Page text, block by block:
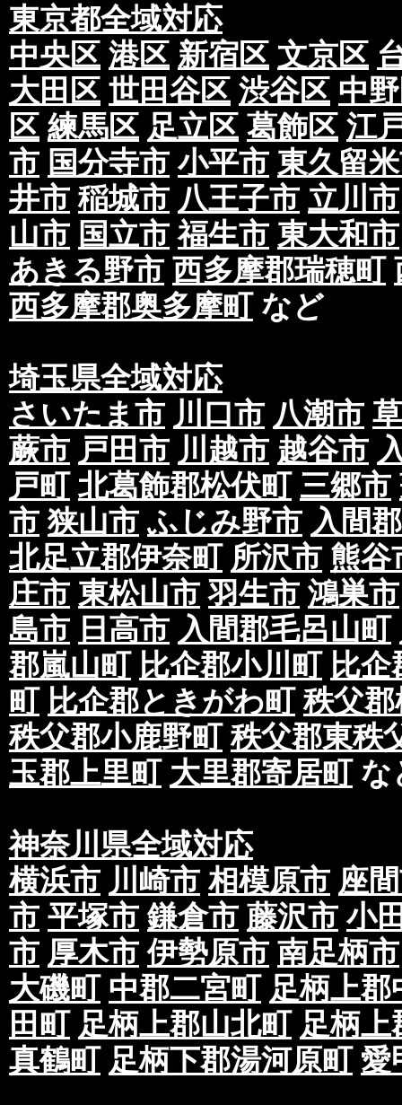
仮に1ヶ月間でご依頼があった場合、前半や後
ございます。
このように期間内でバランスよく配布を行なう
場合もございますので予めご了承下さい。
②配布実施後、「反響がなかった」等の反響に
お問い合わせに関して、お受けできませんので
配布の証明は、配布報告書になりますので予め
③配布エリアについて、現場の状況により、部
は誤差が生じる場合がございます。そのため、
ても配布されない場合がございますので予めご
④実際の配布可能枚数が部数表の配布可能枚数
余剰分を配布させていただきます。
⑤当社、実績のご案内としてお客様からいただ
記事、表記の削除をご希望のお客様はお手数で
いたします。速やかにお客様のご指示通りに削
第二条 印刷・印刷物納品について
①データ入稿(予めご案内を行っているご入稿
(ai,eps,pdf以外の形式での入稿やサイズの間違
か支給されない場合を含む)による入稿の遅れ
場合のご納品の遅れがあった場合には、別途費
す。
また、本来の配布開始日及び、期間が遅延する
は、再入稿及びご納品の遅延日数に合わせて再
なお、初期の日程や別の日程での配布を希望さ
生する場合がございます。
ただし、日程的に不可能な場合もございますの
を理由としたキャンセルはキャンセル料が発生
②印刷データはai、eps(※確認用PDFファイルと
データ入稿をお願いいたします。完全データ入
タの間違いや印刷のズレ等に関しましては当社
③ご入稿後の再入稿は出来ませんのでご注意
正による再入稿を除く。)
④提携している印刷会社によって多少色味が変
に対しての再印刷等のご対応はいたしかねます
⑤お客様からいただいた印刷データは当社では
で予めご了承下さい。
⑥スミ(K)100％オブジェクト使用に関してスミ
に使用するのに適した設定となります。ただし
クトとK（ブラック）100%のオブジェクトが
オーバープリントの設定になるため、レイヤー
東京都全域対応
中央区 港区 新宿区 文京区
大田区 世田谷区 渋谷区 中
区 練馬区 足立区 葛飾区 江
市 国分寺市 小平市 東久留
井市 稲城市 八王子市 立川市
山市 国立市 福生市 東大和市
あきる野市 西多摩郡瑞穂町
西多摩郡奥多摩町など
埼玉県全域対応
さいたま市 川口市 八潮市
蕨市 戸田市 川越市 越谷市
戸町 北葛飾郡松伏町 三郷市
市 狭山市 ふじみ野市 入間
北足立郡伊奈町 所沢市 熊谷
庄市 東松山市 羽生市 鴻巣市
島市 日高市 入間郡毛呂山町
郡嵐山町 比企郡小川町 比
町 比企郡ときがわ町 秩父
秩父郡小鹿野町 秩父郡東秩
玉郡上里町 大里郡寄居町な
神奈川県全域対応
横浜市 川崎市 相模原市 座
市 平塚市 鎌倉市 藤沢市 小
市 厚木市 伊勢原市 南足柄市
大磯町 中郡二宮町 足柄上郡
田町 足柄上郡山北町 足柄上
真鶴町 足柄下郡湯河原町 愛